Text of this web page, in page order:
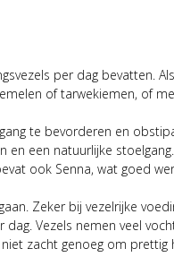
per dag bevatten.
of tarwekiemen, of
te bevorderen en
een natuurlijke
ook Senna, wat goed
Zeker bij vezelrijke
Vezels nemen veel
zacht genoeg om prettig